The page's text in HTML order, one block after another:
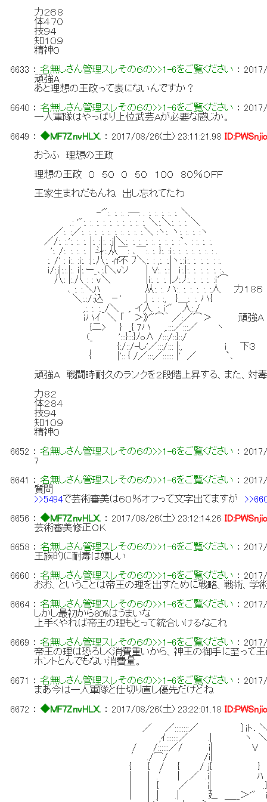
力２６８
体４７０
技９４
知１０９
精神０
6633 ：名無しさん管理スレその６の>>1-6をご覧ください ：
頑強A
あと理想の王政って表にないんですか？
6640 ：名無しさん管理スレその６の>>1-6をご覧ください ：
一人軍隊はやっぱり上位武芸Ａが必要な感じか。
6649 ：◆MF7ZnvHLX. ：2017/08/26(土) 23:11:21.98
おうふ 理想の王政
理想の王政 ０ ５０ ０ ５０ １００ ８０％ＯＦＦ
王家生まれだもんね 出し忘れてたわ
-'":. :. :. :―: . :. :. :. :. :. ＼
.: '":. :. :. :. :. :. :. :. :. :. ＼:.＼:. :. :. ＼
／:. :／:. :. :. :. :. :. :. :. :. :.＼ :ヽ:. ヽ:. :. :. :ヽ
／/:. :.':. :. :. |:. :|:. :j|＼:. :. :. :. :. :. :. :. :`､ : :. :. :.
':. /:. :. :. :. | 斗:.从￣: ､￣:. :. }:. :ｉ:. :. :. :. :. :. : .
:. /' : ｉ:. :ｉ:. :|:.八:. ｨf不 ﾌ＼:. : ,:. :.|ヽ:.:ｉ:. :. :. :. : :.
ｉ/:j|:.:.|:. i|:.ー_､:.{＼vソ ｜V:. :.:| ｉ:.|:. :. :. :. :. :､
八: |:.八 : : v＼ |i:. :. :. |ノ:.ﾉ:. :. :. :. :ｉ'⌒
､ :. :.＼ﾊ 从:. :. ハ:. :. :. :. :. :人 力１８６ 体
＼:.:/:込 －' ,| :. : :, }＿:. :. ハ{
,:. :. :._/＼ ,. イ人. :. ｉ'" 人:./
ｉハｲ ＼ 「 ＞》'"⌒｀ ／:／⌒＞ 頑強Ａ
{二> } _{ 7ハ ,.:::／:::／ ヽ
(_ ':::}:::}ﾉo∧ /:::/::}::/
, {:/::/-し'／:::/::: |:, ｉ 下３
{ |':: { /／:::／:::::: |' ／ `､
頑強Ａ 戦闘時耐久のランクを２段階上昇する、また、対
力８２
体２８４
技９４
知１０９
精神０
6652 ：名無しさん管理スレその６の>>1-6をご覧ください ：
7
6641
：名無しさん管理スレその６の>>1-6をご覧ください ：
質問
>>5494 で芸術審美は６０％オフって文字出てますが
6656 ：◆MF7ZnvHLX. ：2017/08/26(土) 23:12:14.26
芸術審美修正ＯＫ
6658 ：名無しさん管理スレその６の>>1-6をご覧ください ：
王族的に耐毒は嬉しい
6660 ：名無しさん管理スレその６の>>1-6をご覧ください ：
おお、ということは帝王の理を出すために戦略、戦術、学
6664 ：名無しさん管理スレその６の>>1-6をご覧ください ：
しかし最初から80%はうまいな
上手くやれば帝王の理もとって統合いけるなこれ
6669 ：名無しさん管理スレその６の>>1-6をご覧ください ：
帝王の理は恐ろしく消費重いから、神王の御手に至って
ホントとんでもない消費量。
6671
：名無しさん管理スレその６の>>1-6をご覧ください ：
まあ今は一人軍隊と仕切り直し優先だけどね
6672 ：◆MF7ZnvHLX. ：2017/08/26(土) 23:22:01.18
／ ／::::::::／ 〕iト．
,ｲ:::::::／ .| ヽ ＼
/ /::::::／/ i| V
′ ./⌒/ /i|
{ { / { / ｊ{ }
| | .′ | ／ .i| ﾊ
| | { ／ i|
| | | .| 廴 ＿__＞'" i|